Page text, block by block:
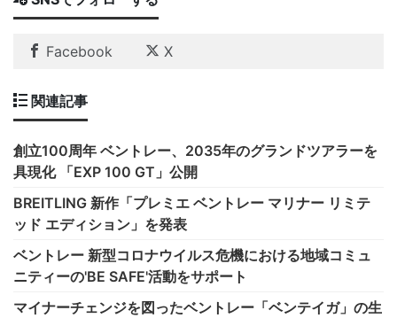
Facebook X
関連記事
創立100周年 ベントレー、2035年のグランドツアラーを
具現化 「EXP 100 GT」公開
BREITLING 新作「プレミエ ベントレー マリナー リミテ
ッド エディション」を発表
ベントレー 新型コロナウイルス危機における地域コミュ
ニティーの'BE SAFE'活動をサポート
マイナーチェンジを図ったベントレー「ベンテイガ」の生